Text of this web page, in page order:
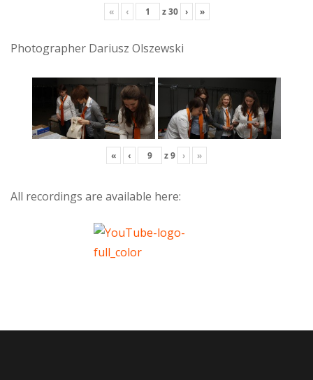
« ‹ z30 › »
Photographer Dariusz Olszewski
« ‹ z9 › »
All recordings are available here: